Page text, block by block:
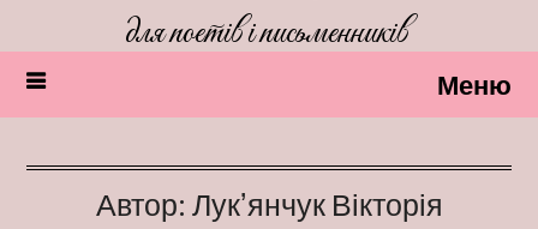
для поетів і письменників
Меню
Автор: Лукʼянчук Вікторія